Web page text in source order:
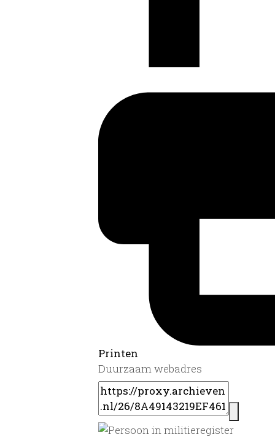
Printen
Duurzaam webadres